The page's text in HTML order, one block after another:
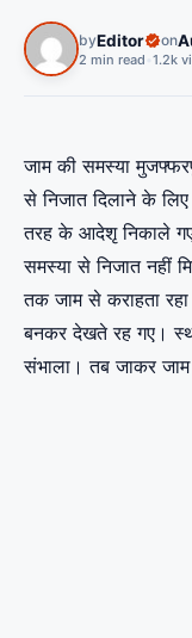
byEditor on
2 min read 1.2k
जाम की समस्या
से निजात दिलाने के
तरह के आदेशृ निकाले
समस्या से निजात नहीं
तक जाम से कराहता
बनकर देखते रह गए।
संभाला। तब जाकर जाम